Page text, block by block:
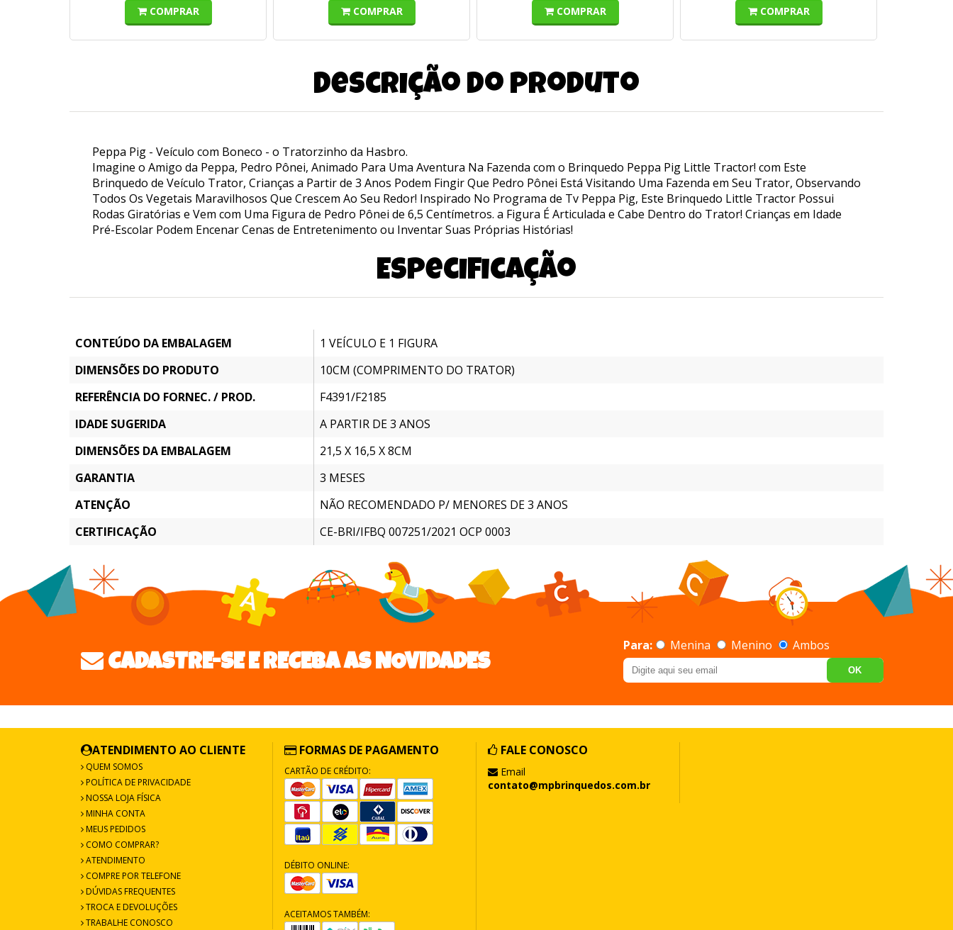
COMPRAR COMPRAR COMPRAR COMPRAR
Descrição do produto
Peppa Pig - Veículo com Boneco - o Tratorzinho da Hasbro.
Imagine o Amigo da Peppa, Pedro Pônei, Animado Para Uma Aventura Na Fazenda com o Brinquedo Peppa Pig Little Tractor! com Este
Brinquedo de Veículo Trator, Crianças a Partir de 3 Anos Podem Fingir Que Pedro Pônei Está Visitando Uma Fazenda em Seu Trator, Observando
Todos Os Vegetais Maravilhosos Que Crescem Ao Seu Redor! Inspirado No Programa de Tv Peppa Pig, Este Brinquedo Little Tractor Possui
Rodas Giratórias e Vem com Uma Figura de Pedro Pônei de 6,5 Centímetros. a Figura É Articulada e Cabe Dentro do Trator! Crianças em Idade
Pré-Escolar Podem Encenar Cenas de Entretenimento ou Inventar Suas Próprias Histórias!
Especificação
CONTEÚDO DA EMBALAGEM
1 VEÍCULO E 1 FIGURA
DIMENSÕES DO PRODUTO
10CM (COMPRIMENTO DO TRATOR)
REFERÊNCIA DO FORNEC. / PROD.
F4391/F2185
IDADE SUGERIDA
A PARTIR DE 3 ANOS
DIMENSÕES DA EMBALAGEM
21,5 X 16,5 X 8CM
GARANTIA
3 MESES
ATENÇÃO
NÃO RECOMENDADO P/ MENORES DE 3 ANOS
CERTIFICAÇÃO
CE-BRI/IFBQ 007251/2021 OCP 0003
CADASTRE-SE E RECEBA AS NOVIDADES
Para: Menina Menino Ambos
OK
ATENDIMENTO AO CLIENTE
QUEM SOMOS
POLÍTICA DE PRIVACIDADE
NOSSA LOJA FÍSICA
MINHA CONTA
MEUS PEDIDOS
COMO COMPRAR?
ATENDIMENTO
COMPRE POR TELEFONE
DÚVIDAS FREQUENTES
TROCA E DEVOLUÇÕES
TRABALHE CONOSCO
FORMAS DE PAGAMENTO
CARTÃO DE CRÉDITO:
DÉBITO ONLINE:
ACEITAMOS TAMBÉM:
FALE CONOSCO
Email
contato@mpbrinquedos.com.br